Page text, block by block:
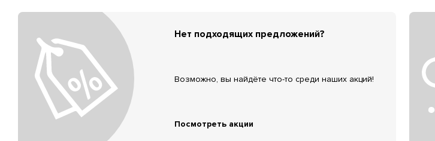
Нет подходящих предложений?
Возможно, вы найдёте что-то среди наших акций!
Посмотреть акции